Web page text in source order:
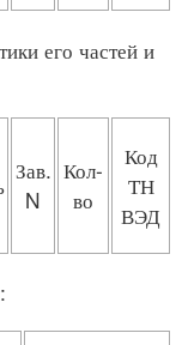
его частей и
Зав.
N
Кол-
во
Код
ТН
ВЭД